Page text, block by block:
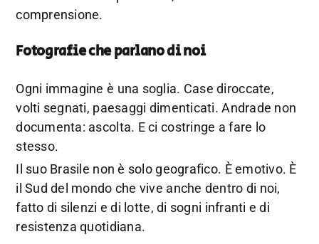
comprensione.
Fotografie che parlano di noi
Ogni immagine è una soglia. Case diroccate,
volti segnati, paesaggi dimenticati. Andrade non
documenta: ascolta. E ci costringe a fare lo
stesso.
Il suo Brasile non è solo geografico. È emotivo. È
il Sud del mondo che vive anche dentro di noi,
fatto di silenzi e di lotte, di sogni infranti e di
resistenza quotidiana.